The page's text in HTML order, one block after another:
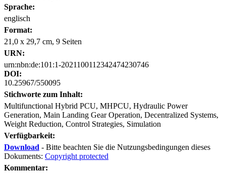
Sprache:
englisch
Format:
21,0 x 29,7 cm, 9 Seiten
URN:
urn:nbn:de:101:1-2021100112342474230746
DOI:
10.25967/550095
Stichworte zum Inhalt:
Multifunctional Hybrid PCU, MHPCU, Hydraulic Power
Generation, Main Landing Gear Operation, Decentralized Systems,
Weight Reduction, Control Strategies, Simulation
Verfügbarkeit:
Download - Bitte beachten Sie die Nutzungsbedingungen dieses
Dokuments: Copyright protected
Kommentar: